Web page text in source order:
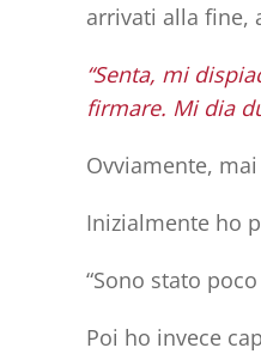
arrivati alla fine,
“Senta, mi
firmare. Mi dia
Ovviamente,
Inizialmente ho
“Sono stato
Poi ho invece